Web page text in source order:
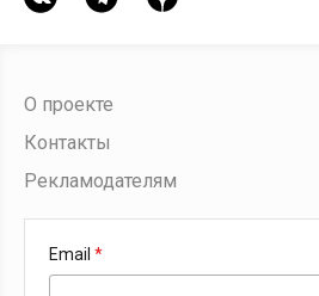
О проекте
Контакты
Рекламодателям
Email